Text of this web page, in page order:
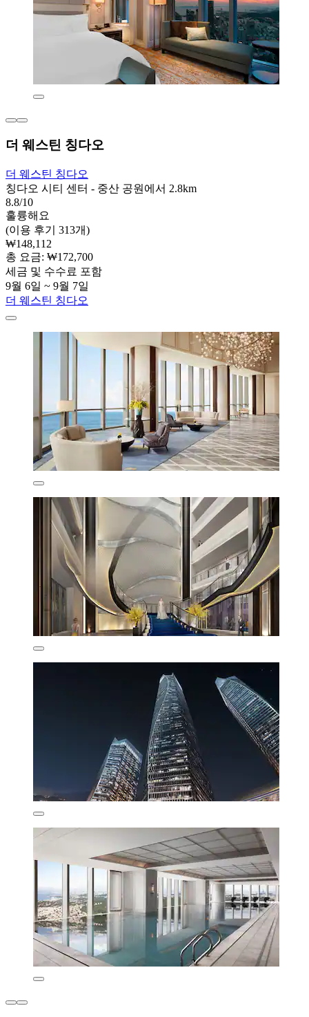
더 웨스틴 칭다오
더 웨스틴 칭다오
칭다오 시티 센터 - 중산 공원에서 2.8km
8.8/10
훌륭해요
(이용 후기 313개)
₩148,112
총 요금: ₩172,700
세금 및 수수료 포함
9월 6일 ~ 9월 7일
더 웨스틴 칭다오